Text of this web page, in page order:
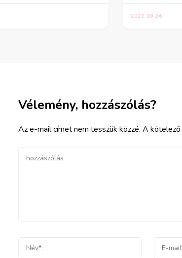
2020.08.26.
Vélemény, hozzászólás?
Az e-mail címet nem tesszük közzé. A